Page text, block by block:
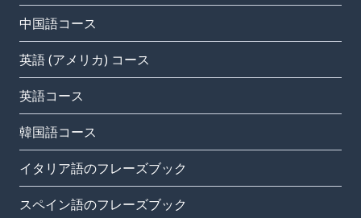
中国語コース
英語 (アメリカ) コース
英語コース
韓国語コース
イタリア語のフレーズブック
スペイン語のフレーズブック